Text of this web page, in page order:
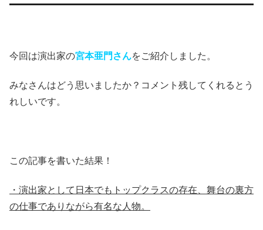
今回は演出家の宮本亜門さんをご紹介しました。
みなさんはどう思いましたか？コメント残してくれるとう
れしいです。
この記事を書いた結果！
・演出家として日本でもトップクラスの存在、舞台の裏方
の仕事でありながら有名な人物。